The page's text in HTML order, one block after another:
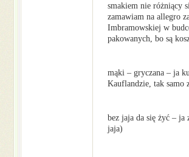
smakiem nie różniący
zamawiam na allegro
Imbramowskiej w
pakowanych, bo są
mąki – gryczana – ja
Kauflandzie, tak
bez jaja da się żyć – ja
jaja)